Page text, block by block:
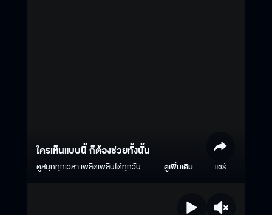
ใครเห็นแบบนี้ ก็ต้องช่วยทั้งนั้น
ดูสนุกทุกเวลา เพลิดเพลินได้ทุกวัน ดูเพิ่มเติม แชร์